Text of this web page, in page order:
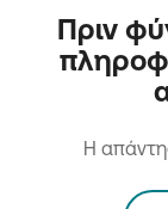
Πριν
H